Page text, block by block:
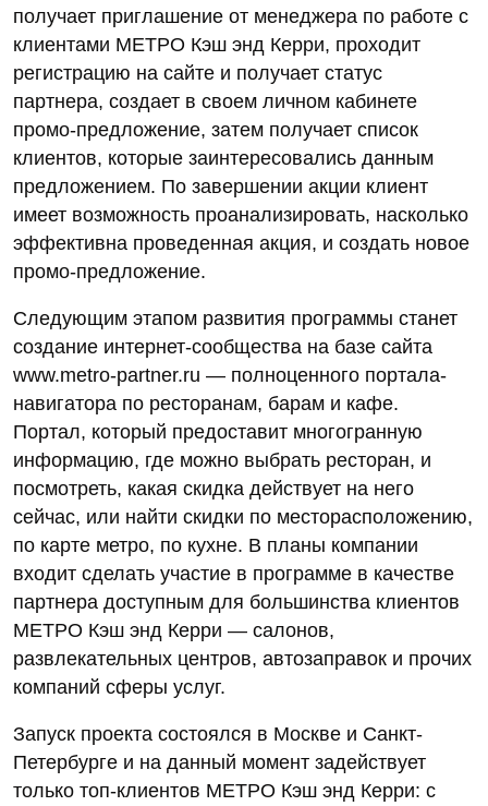
получает приглашение от менеджера по работе с
клиентами МЕТРО Кэш энд Керри, проходит
регистрацию на сайте и получает статус
партнера, создает в своем личном кабинете
промо-предложение, затем получает список
клиентов, которые заинтересовались данным
предложением. По завершении акции клиент
имеет возможность проанализировать, насколько
эффективна проведенная акция, и создать новое
промо-предложение.
Следующим этапом развития программы станет
создание интернет-сообщества на базе сайта
www.metro-partner.ru — полноценного портала-
навигатора по ресторанам, барам и кафе.
Портал, который предоставит многогранную
информацию, где можно выбрать ресторан, и
посмотреть, какая скидка действует на него
сейчас, или найти скидки по месторасположению,
по карте метро, по кухне. В планы компании
входит сделать участие в программе в качестве
партнера доступным для большинства клиентов
МЕТРО Кэш энд Керри — салонов,
развлекательных центров, автозаправок и прочих
компаний сферы услуг.
Запуск проекта состоялся в Москве и Санкт-
Петербурге и на данный момент задействует
только топ-клиентов МЕТРО Кэш энд Керри: с